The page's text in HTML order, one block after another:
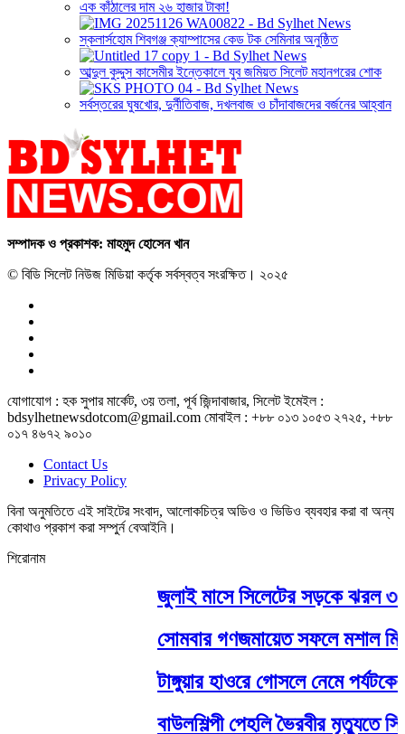
এক কাঁঠালের দাম ২৬ হাজার টাকা!
স্কলার্সহোম শিবগঞ্জ ক্যাম্পাসের কেড টক সেমিনার অনুষ্ঠিত
আব্দুল কুদ্দুস কাসেমীর ইন্তেকালে যুব জমিয়ত সিলেট মহানগরের শোক
সর্বস্তরের ঘুষখোর, দুর্নীতিবাজ, দখলবাজ ও চাঁদাবাজদের বর্জনের আহ্বান
সম্পাদক ও প্রকাশক: মাহমুদ হোসেন খান
© বিডি সিলেট নিউজ মিডিয়া কর্তৃক সর্বস্বত্ব সংরক্ষিত। ২০২৫
যোগাযোগ : হক সুপার মার্কেট, ৩য় তলা, পূর্ব জিন্দাবাজার, সিলেট ইমেইল :
bdsylhetnewsdotcom@gmail.com মোবাইল : +৮৮ ০১৩ ১০৫৩ ২৭২৫, +৮৮
০১৭ ৪৬৭২ ৯০১০
Contact Us
Privacy Policy
বিনা অনুমতিতে এই সাইটের সংবাদ, আলোকচিত্র অডিও ও ভিডিও ব্যবহার করা বা অন্য
কোথাও প্রকাশ করা সম্পুর্ন বেআইনি।
শিরোনাম
জুলাই মাসে সিলেটের সড়কে ঝরল ৩১
সোমবার গণজমায়েত সফলে মশাল
টাঙ্গুয়ার হাওরে গোসলে নেমে পর্যটকের
বাউলশিল্পী পেহলি ভৈরবীর মৃত্যুতে